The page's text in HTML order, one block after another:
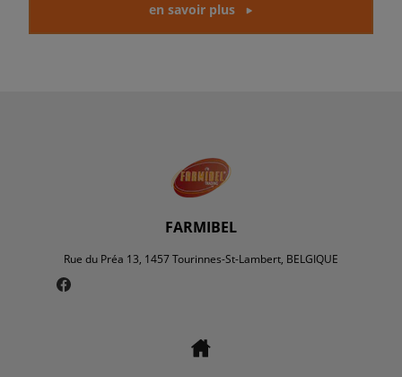
en savoir plus
FARMIBEL
Rue du Préa 13, 1457 Tourinnes-St-Lambert, BELGIQUE